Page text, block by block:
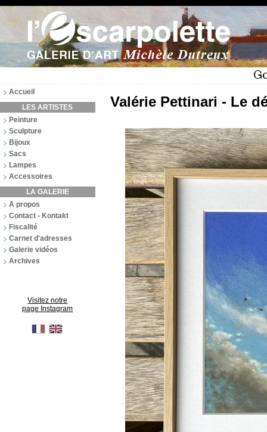
Accueil
LES ARTISTES
Peinture
Sculpture
Bijoux
Sacs
Lampes
Accessoires
LA GALERIE
A propos
Contact - Kontakt
Fiscalité
Carnet d'adresses
Galerie vidéos
Archives
Visitez notre
page Instagram
Valérie Pettinari - Le